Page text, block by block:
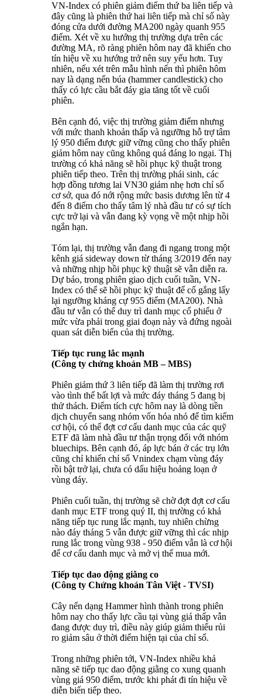
VN-Index có phiên giảm điểm thứ ba liên tiếp và
đây cũng là phiên thứ hai liên tiếp mà chỉ số này
đóng cửa dưới đường MA200 ngày quanh 955
điểm. Xét về xu hướng thị trường dựa trên các
đường MA, rõ ràng phiên hôm nay đã khiến cho
tín hiệu về xu hướng trở nên suy yếu hơn. Tuy
nhiên, nếu xét trên mẫu hình nến thì phiên hôm
nay là dạng nến búa (hammer candlestick) cho
thấy có lực cầu bắt đáy gia tăng tốt về cuối
phiên.
Bên cạnh đó, việc thị trường giảm điểm nhưng
với mức thanh khoản thấp và ngưỡng hỗ trợ tâm
lý 950 điểm được giữ vững cũng cho thấy phiên
giảm hôm nay cũng không quá đáng lo ngại. Thị
trường có khả năng sẽ hồi phục kỹ thuật trong
phiên tiếp theo. Trên thị trường phái sinh, các
hợp đồng tương lai VN30 giảm nhẹ hơn chỉ số
cơ sở, qua đó nới rộng mức basis dương lên từ 4
đến 8 điểm cho thấy tâm lý nhà đầu tư có sự tích
cực trở lại và vẫn đang kỳ vọng về một nhịp hồi
ngắn hạn.
Tóm lại, thị trường vẫn đang đi ngang trong một
kênh giá sideway down từ tháng 3/2019 đến nay
và những nhịp hồi phục kỹ thuật sẽ vẫn diễn ra.
Dự báo, trong phiên giao dịch cuối tuần, VN-
Index có thể sẽ hồi phục kỹ thuật để cố gắng lấy
lại ngưỡng kháng cự 955 điểm (MA200). Nhà
đầu tư vẫn có thể duy trì danh mục cổ phiếu ở
mức vừa phải trong giai đoạn này và đứng ngoài
quan sát diễn biến của thị trường.
Tiếp tục rung lắc mạnh
(Công ty chứng khoán MB – MBS)
Phiên giảm thứ 3 liên tiếp đã làm thị trường rơi
vào tình thế bất lợi và mức đáy tháng 5 đang bị
thử thách. Điểm tích cực hôm nay là dòng tiền
dịch chuyển sang nhóm vốn hóa nhỏ để tìm kiếm
cơ hội, có thể đợt cơ cấu danh mục của các quỹ
ETF đã làm nhà đầu tư thận trọng đối với nhóm
bluechips. Bên cạnh đó, áp lực bán ở các trụ lớn
cũng chỉ khiến chỉ số Vnindex chạm vùng đáy
rồi bật trở lại, chưa có dấu hiệu hoảng loạn ở
vùng đáy.
Phiên cuối tuần, thị trường sẽ chờ đợt đợt cơ cấu
danh mục ETF trong quý II, thị trường có khả
năng tiếp tục rung lắc mạnh, tuy nhiên chừng
nào đáy tháng 5 vẫn được giữ vững thì các nhịp
rung lắc trong vùng 938 - 950 điểm vẫn là cơ hội
để cơ cấu danh mục và mở vị thế mua mới.
Tiếp tục dao động giằng co
(Công ty Chứng khoán Tân Việt - TVSI)
Cây nến dạng Hammer hình thành trong phiên
hôm nay cho thấy lực cầu tại vùng giá thấp vẫn
đang được duy trì, điều này giúp giảm thiểu rủi
ro giảm sâu ở thời điểm hiện tại của chỉ số.
Trong những phiên tới, VN-Index nhiều khả
năng sẽ tiếp tục dao động giằng co xung quanh
vùng giá 950 điểm, trước khi phát đi tín hiệu về
diễn biến tiếp theo.